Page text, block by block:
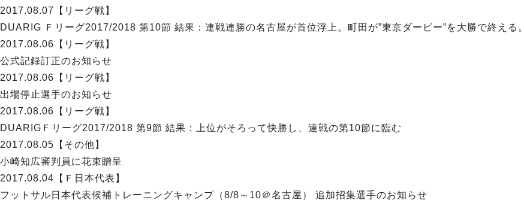
2017.08.07
【リーグ戦】
DUARIG Ｆリーグ2017/2018 第10節 結果：連戦連勝の名古屋が首位浮上。町田が”東京ダービー”を大勝で終える。
2017.08.06 【リーグ戦】
公式記録訂正のお知らせ
2017.08.06 【リーグ戦】
出場停止選手のお知らせ
2017.08.06 【リーグ戦】
DUARIGＦリーグ2017/2018 第9節 結果：上位がそろって快勝し、連戦の第10節に臨む
2017.08.05 【その他】
小崎知広審判員に花束贈呈
2017.08.04 【Ｆ日本代表】
フットサル日本代表候補トレーニングキャンプ（8/8～10＠名古屋） 追加招集選手のお知らせ